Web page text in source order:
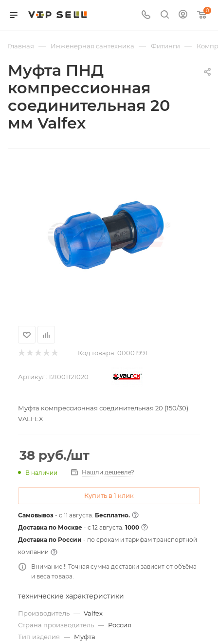
0
Главная — Инженерная сантехника — Фитинги —
Муфта ПНД
компрессионная
соединительная 20
мм Valfex
Код товара: 00001991
Артикул: 121001121020
Муфта компрессионная соединительная 20 (150/30)
VALFEX
38 руб./шт
В наличии Нашли дешевле?
Купить в 1 клик
Самовывоз - с 11 августа. Бесплатно.
Доставка по Москве - c 12 августа. 1000
Доставка по России - по срокам и тарифам транспортной
компании
Внимание!!! Точная сумма доставки зависит от объёма
и веса товара.
технические характеристики
Производитель — Valfex
Страна производитель — Россия
Тип изделия — Муфта